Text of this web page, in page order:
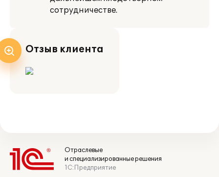
сотрудничестве.
Отзыв клиента
Отраслевые
и специализированные решения
1С:Предприятие